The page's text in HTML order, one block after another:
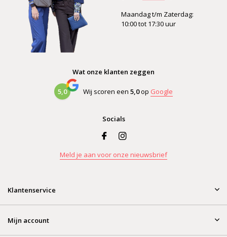
Maandag t/m Zaterdag:
10:00 tot 17:30 uur
Wat onze klanten zeggen
5,0 Wij scoren een 5,0op Google
Socials
Meld je aan voor onze nieuwsbrief
Klantenservice
Mijn account